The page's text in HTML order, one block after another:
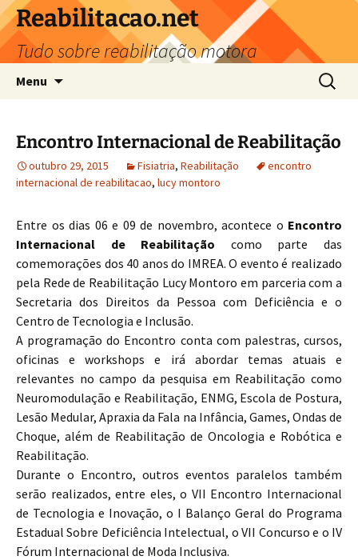
Reabilitacao.net
Tudo sobre reabilitação motora
Menu
por:
Encontro Internacional de Reabilitação
outubro 29, 2015 Fisiatria, Reabilitação
encontro
internacional de reabilitacao, lucy montoro
Entre os dias 06 e 09 de novembro, acontece o Encontro
Internacional de Reabilitação como parte das
comemorações dos 40 anos do IMREA. O evento é realizado
pela Rede de Reabilitação Lucy Montoro em parceria com a
Secretaria dos Direitos da Pessoa com Deficiência e o
Centro de Tecnologia e Inclusão.
A programação do Encontro conta com palestras, cursos,
oficinas e workshops e irá abordar temas atuais e
relevantes no campo da pesquisa em Reabilitação como
Neuromodulação e Reabilitação, ENMG, Escola de Postura,
Lesão Medular, Apraxia da Fala na Infância, Games, Ondas de
Choque, além de Reabilitação de Oncologia e Robótica e
Reabilitação.
Durante o Encontro, outros eventos paralelos também
serão realizados, entre eles, o VII Encontro Internacional
de Tecnologia e Inovação, o I Balanço Geral do Programa
Estadual Sobre Deficiência Intelectual, o VII Concurso e o IV
Fórum Internacional de Moda Inclusiva.